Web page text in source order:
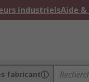
industrielsAide
fabricant